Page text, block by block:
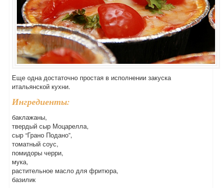
Еще одна достаточно простая в исполнении закуска
итальянской кухни.
Ингредиенты:
баклажаны,
твердый сыр Моцарелла,
сыр “Грано Подано”,
томатный соус,
помидоры черри,
мука,
растительное масло для фритюра,
базилик